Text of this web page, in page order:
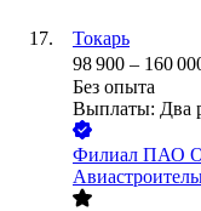
Токарь
98 900 – 160
Без опыта
Выплаты: Два
Филиал ПАО